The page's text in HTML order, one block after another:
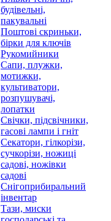
будівельні,
пакувальні
Поштові скриньки,
бірки для ключів
Рукомийники
Сапи, плужки,
мотижки,
культиватори,
розпушувачі,
лопатки
Свічки, підсвічники,
гасові лампи і гніт
Секатори, гілкорізи,
сучкорізи, ножиці
садові, ножівки
садові
Снігоприбиральний
інвентар
Тази, миски